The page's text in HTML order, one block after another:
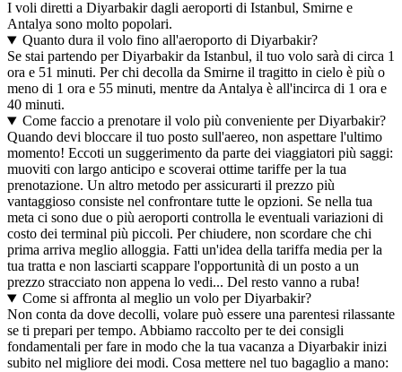
I voli diretti a Diyarbakir dagli aeroporti di Istanbul, Smirne e
Antalya sono molto popolari.
Quanto dura il volo fino all'aeroporto di Diyarbakir?
Se stai partendo per Diyarbakir da Istanbul, il tuo volo sarà di circa 1
ora e 51 minuti. Per chi decolla da Smirne il tragitto in cielo è più o
meno di 1 ora e 55 minuti, mentre da Antalya è all'incirca di 1 ora e
40 minuti.
Come faccio a prenotare il volo più conveniente per Diyarbakir?
Quando devi bloccare il tuo posto sull'aereo, non aspettare l'ultimo
momento! Eccoti un suggerimento da parte dei viaggiatori più saggi:
muoviti con largo anticipo e scoverai ottime tariffe per la tua
prenotazione. Un altro metodo per assicurarti il prezzo più
vantaggioso consiste nel confrontare tutte le opzioni. Se nella tua
meta ci sono due o più aeroporti controlla le eventuali variazioni di
costo dei terminal più piccoli. Per chiudere, non scordare che chi
prima arriva meglio alloggia. Fatti un'idea della tariffa media per la
tua tratta e non lasciarti scappare l'opportunità di un posto a un
prezzo stracciato non appena lo vedi... Del resto vanno a ruba!
Come si affronta al meglio un volo per Diyarbakir?
Non conta da dove decolli, volare può essere una parentesi rilassante
se ti prepari per tempo. Abbiamo raccolto per te dei consigli
fondamentali per fare in modo che la tua vacanza a Diyarbakir inizi
subito nel migliore dei modi. Cosa mettere nel tuo bagaglio a mano: